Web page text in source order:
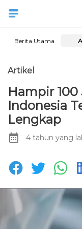
Berita Utama
Artikel
Hampir
Indonesia
Lengkap
4 tahun yang